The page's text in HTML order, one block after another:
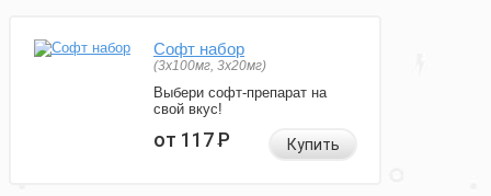
Софт набор
(3x100мг, 3x20мг)
Выбери софт-препарат на
свой вкус!
от 117Р Купить